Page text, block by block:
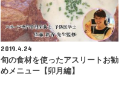
2019.4.24
旬の食材を使ったアスリートお勧
めメニュー【卯月編】